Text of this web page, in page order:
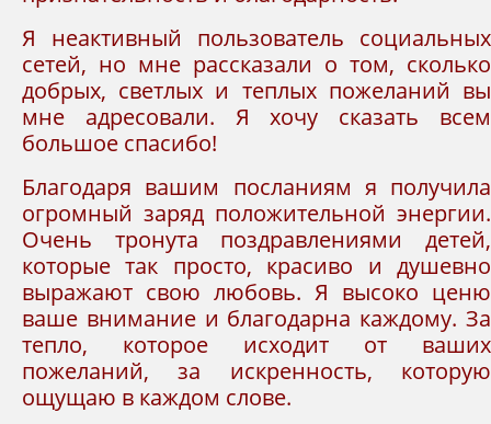
Я неактивный пользователь социальных
сетей, но мне рассказали о том, сколько
добрых, светлых и теплых пожеланий вы
мне адресовали. Я хочу сказать всем
большое спасибо!
Благодаря вашим посланиям я получила
огромный заряд положительной энергии.
Очень тронута поздравлениями детей,
которые так просто, красиво и душевно
выражают свою любовь. Я высоко ценю
ваше внимание и благодарна каждому. За
тепло, которое исходит от ваших
пожеланий, за искренность, которую
ощущаю в каждом слове.